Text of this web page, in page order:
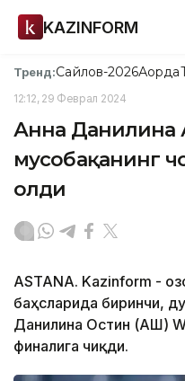
KAZINFORM
Тренд:Сайлов-2026Ақорда
12:12, 29 Феврал 2024
Анна Данилина
мусобақанинг
олди
ASTANA. Kazinform -
баҳсларида биринчи,
Данилина Остин (АҚШ)
финалига чиқди.